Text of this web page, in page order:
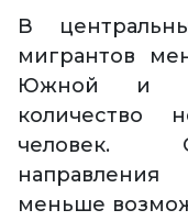
В
мигрантов
Южной и
количество
человек.
меньше